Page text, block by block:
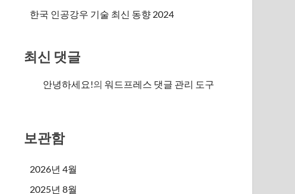
한국 인공강우 기술 최신 동향 2024
최신 댓글
안녕하세요!의워드프레스 댓글 관리 도구
보관함
2026년 4월
2025년 8월